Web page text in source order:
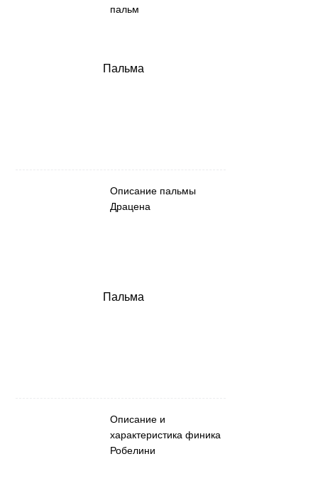
пальм
Пальма
Описание пальмы
Драцена
Пальма
Описание и
характеристика финика
Робелини